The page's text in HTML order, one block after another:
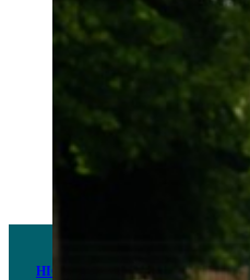
HIGH PERFORMANCE UK